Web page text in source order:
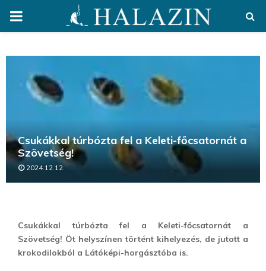
PRIMARY
Csukákkal túrbózta fel a Keleti-főcsatornát a
Szövetség!
2024.12.12.
Csukákkal túrbózta fel a Keleti-főcsatornát a
Szövetség! Öt helyszínen történt kihelyezés, de jutott a
krokodilokból a Látóképi-horgásztóba is.